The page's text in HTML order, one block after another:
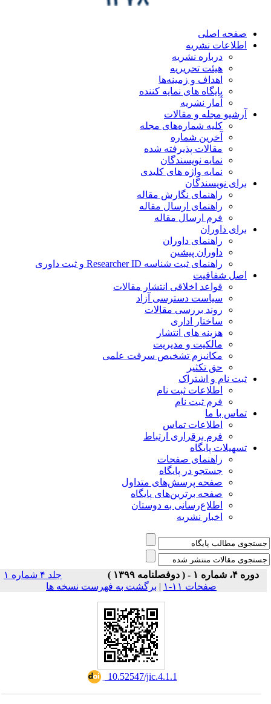
اصلی
نشریه
درباره نشریه
هیئت تحریریه
اهداف و زمینه‌ها
پایگاه های نمایه کننده
آمار نشریه
مجله و مقالات
کلیه شماره‌های مجله
آخرین شماره
مقالات پذیرفته شده
نمایه نویسندگان
نمایه واژه های کلیدی
نویسندگان
راهنمای نگارش مقاله
راهنمای ارسال مقاله
فرم ارسال مقاله
داوران
راهنمای داوران
داوران پیشین
راهنمای ثبت شناسه Researcher ID و ثبت داوری
شفافیت
قواعد اخلاقی انتشار مقالات
سیاست دسترسی آزاد
روند بررسی مقالات
ساختار اداری
هزینه های انتشار
مالکیت و مدیریت
ﻣﮑﺎﻧﯿﺰم ﺗﺸﺨﯿﺺ ﺳﺮﻗﺖ ﻋﻠﻤﯽ
حق تکثیر
نام و اشتراک
اطلاعات ثبت نام
فرم ثبت نام
با ما
اطلاعات تماس
فرم برقراری ارتباط
پایگاه
راهنمای صفحات
جستجو در پایگاه
صفحه پرسش‌های متداول
صفحه برترین‌های پایگاه
اطلاع‌رسانی به دوستان
اخبار نشریه
جلد ۴ شماره ۱
|برگشت به فهرست نسخه ها
‎ 10.52547/jic.4.1.1